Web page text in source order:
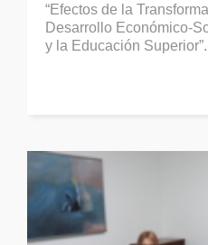
“Efectos de la
Desarrollo Económico-
y la Educación Superior”.